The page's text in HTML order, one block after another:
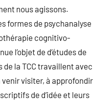
nous agissons.
formes de psychanalyse
cognitivo-
l’objet de d’études de
la TCC travaillent avec
visiter, à approfondir
de d’idée et leurs